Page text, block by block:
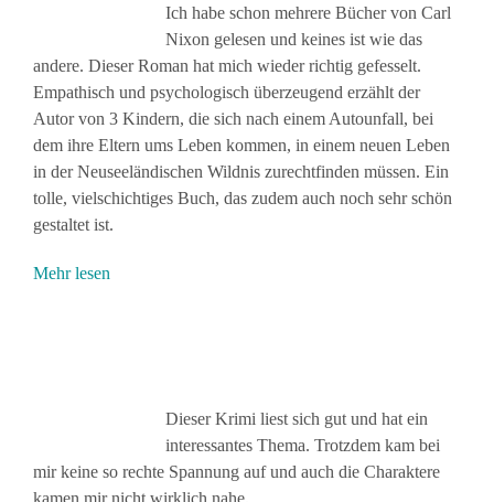
Ich habe schon mehrere Bücher von Carl
Nixon gelesen und keines ist wie das
andere. Dieser Roman hat mich wieder richtig gefesselt.
Empathisch und psychologisch überzeugend erzählt der
Autor von 3 Kindern, die sich nach einem Autounfall, bei
dem ihre Eltern ums Leben kommen, in einem neuen Leben
in der Neuseeländischen Wildnis zurechtfinden müssen. Ein
tolle, vielschichtiges Buch, das zudem auch noch sehr schön
gestaltet ist.
Mehr lesen
Dieser Krimi liest sich gut und hat ein
interessantes Thema. Trotzdem kam bei
mir keine so rechte Spannung auf und auch die Charaktere